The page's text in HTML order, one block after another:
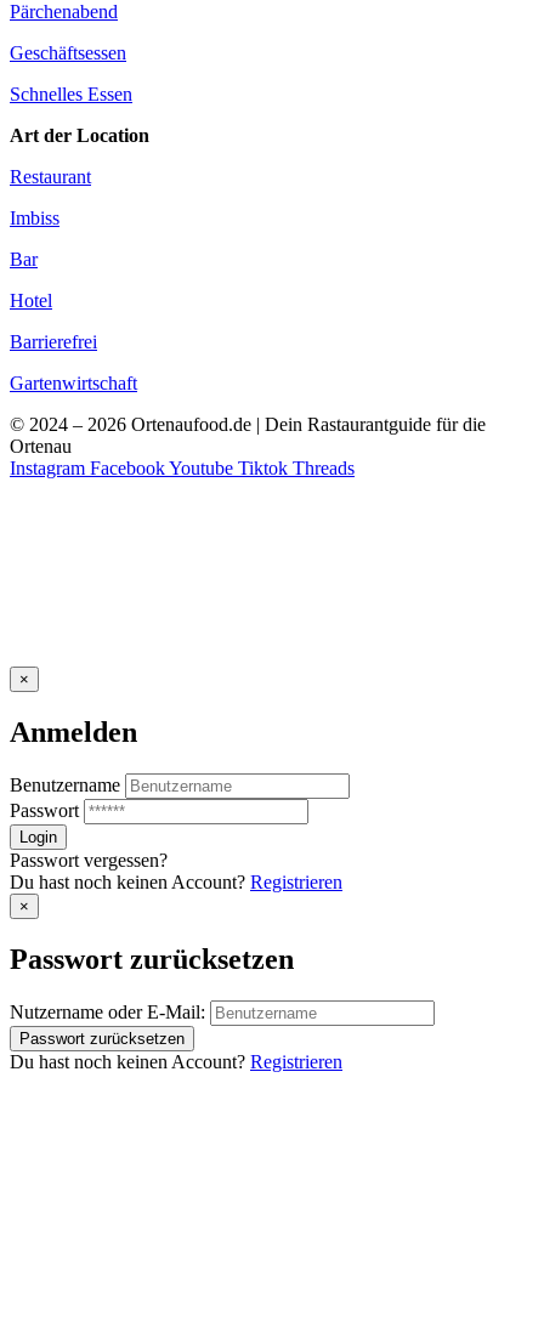
Pärchenabend
Geschäftsessen
Schnelles Essen
Art der Location
Restaurant
Imbiss
Bar
Hotel
Barrierefrei
Gartenwirtschaft
© 2024 – 2026 Ortenaufood.de | Dein Rastaurantguide für die
Ortenau
Instagram FacebookYoutube Tiktok Threads
×
Anmelden
Benutzername
Passwort
Passwort vergessen?
Du hast noch keinen Account? Registrieren
×
Passwort zurücksetzen
Nutzername oder E-Mail:
Du hast noch keinen Account? Registrieren